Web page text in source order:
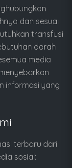
dan sesuai
transfusi
darah
media
informasi yang
terbaru dari
sosial: